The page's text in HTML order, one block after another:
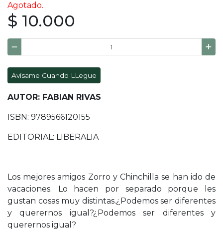
Agotado.
$ 10.000
Avísame Cuando LLegue
AUTOR: FABIAN RIVAS
ISBN: 9789566120155
EDITORIAL: LIBERALIA
Los mejores amigos Zorro y Chinchilla se han ido de
vacaciones. Lo hacen por separado porque les
gustan cosas muy distintas.¿Podemos ser diferentes
y querernos igual?¿Podemos ser diferentes y
querernos igual?